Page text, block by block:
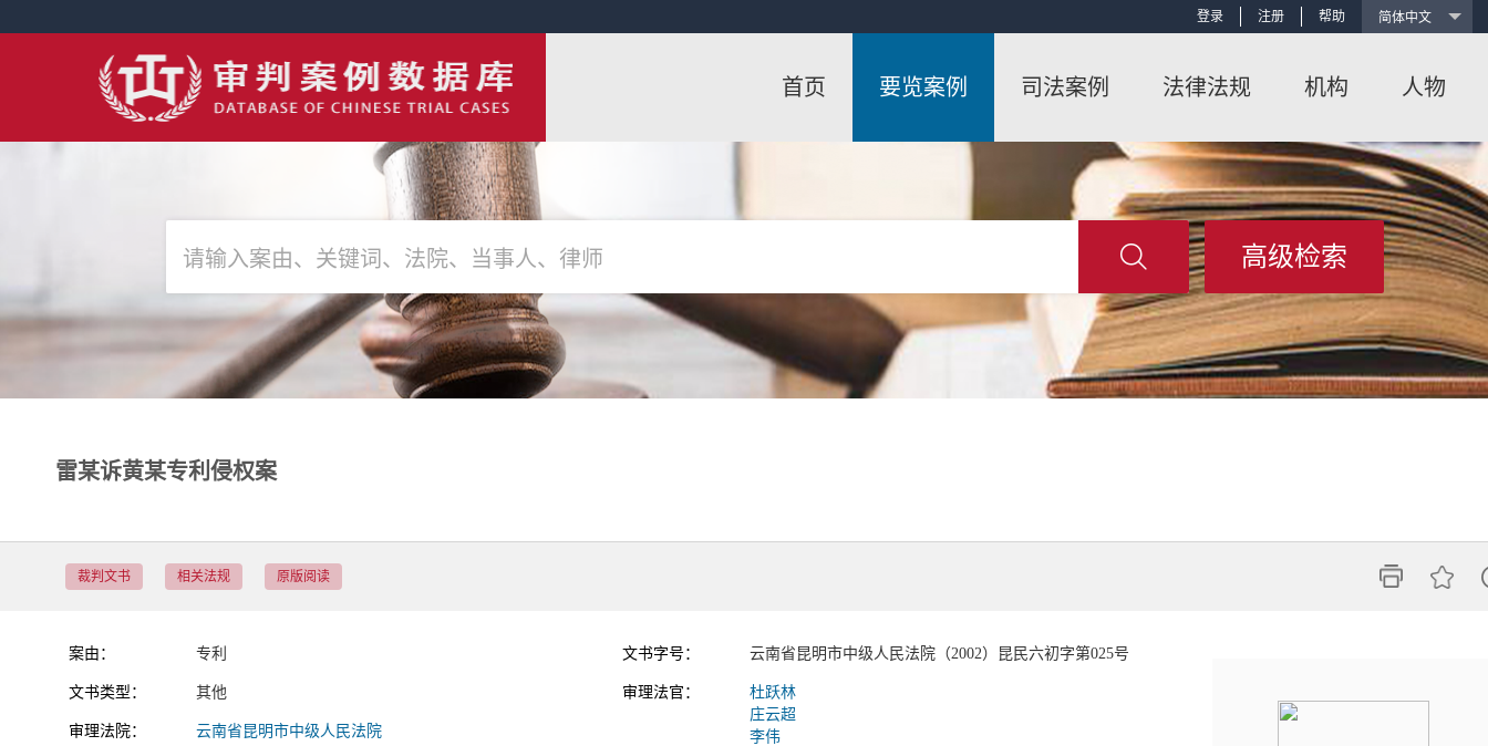
登录 注册 帮助
首页 要览案例 司法案例 法律法规 机构 人物
 高级检索
雷某诉黄某专利侵权案
裁判文书 相关法规 原版阅读
案由： 专利
文书类型： 其他
审理法院： 云南省昆明市中级人民法院
文书字号： 云南省昆明市中级人民法院（2002）昆民六初字第025号
审理法官：
杜跃林
庄云超
李伟